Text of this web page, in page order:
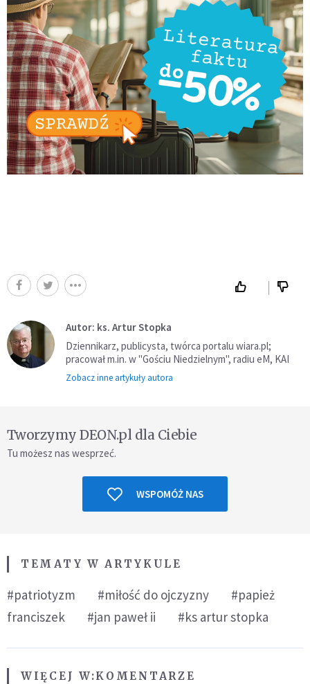
Autor: ks. Artur Stopka
Dziennikarz, publicysta, twórca portalu wiara.pl;
pracował m.in. w "Gościu Niedzielnym", radiu eM, KAI
Zobacz inne artykuły autora
Tworzymy DEON.pl dla Ciebie
Tu możesz nas wesprzeć.
WSPOMÓŻ NAS
TEMATY W ARTYKULE
#patriotyzm #miłość do ojczyzny
#papież
franciszek
#jan paweł ii #ks artur stopka
WIĘCEJ W:KOMENTARZE